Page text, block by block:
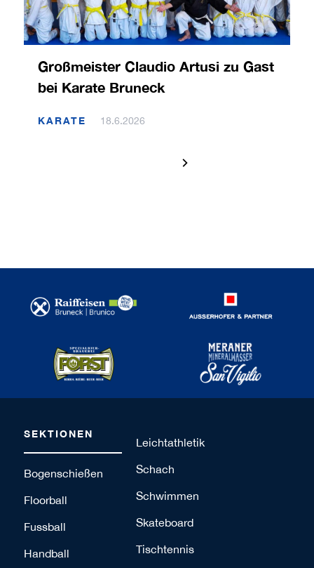
Großmeister Claudio Artusi zu Gast
bei Karate Bruneck
KARATE 18.6.2026
SEKTIONEN
Bogenschießen
Floorball
Fussball
Handball
Leichtathletik
Schach
Schwimmen
Skateboard
Tischtennis